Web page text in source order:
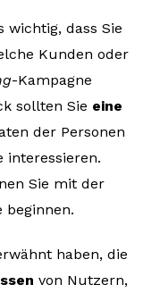
wichtig, dass Sie
Kunden oder
-Kampagne
sollten Sie eine
der Personen
interessieren.
Sie mit der
beginnen.
haben, die
von Nutzern,